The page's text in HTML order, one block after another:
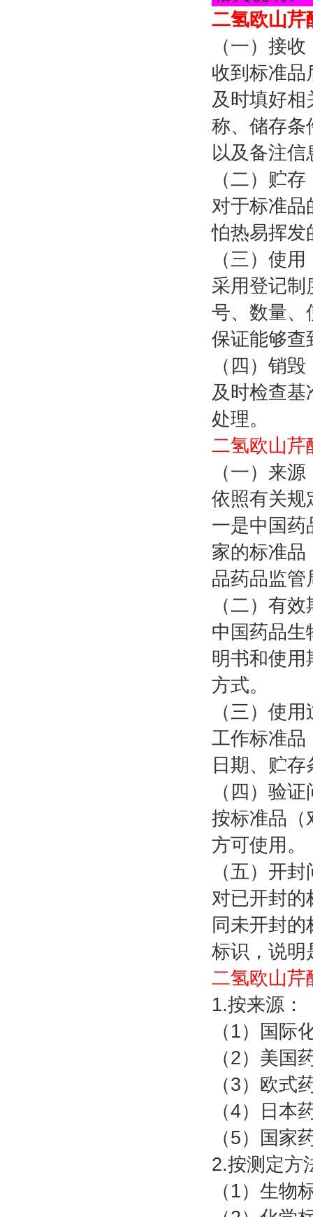
二氢欧山芹
（一）接收
收到标准品
及时填好相
称、储存条
以及备注信
（二）贮存
对于标准品
怕热易挥发
（三）使用
采用登记制
号、数量、
保证能够查
（四）销毁
及时检查基
处理。
二氢欧山芹
（一）来源
依照有关规
一是中国药
家的标准品
品药品监管
（二）有
中国药品生
明书和使用
方式。
（三）使
工作标准品
日期、贮
（四）验
按标准品（
方可使用。
（五）开
对已开封的
同未开封
标识，说明
二氢欧山芹
1.按来源：
（1）国际
（2）美国
（3）欧式
（4）日本
（5）国家
2.按测定方
（1）生物